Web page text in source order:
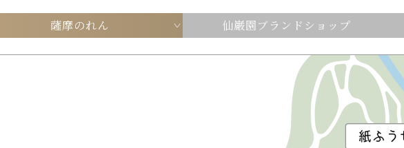
薩摩のれん 仙巌園ブランドショップ